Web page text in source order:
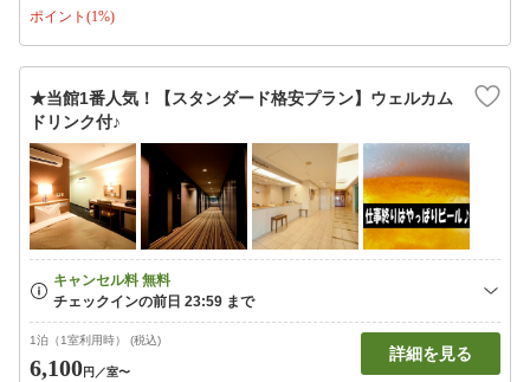
ポイント(1%)
★当館1番人気！【スタンダード格安プラン】ウェルカム
ドリンク付♪
1泊（1室利用時） (税込)
6,100円 ／室〜
詳細を見る